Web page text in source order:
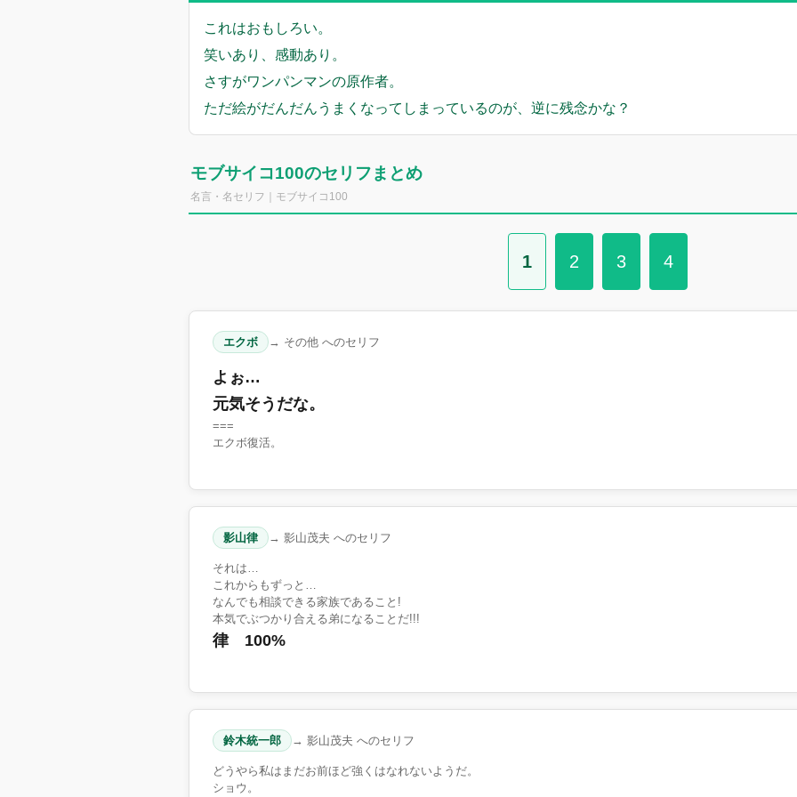
これはおもしろい。
笑いあり、感動あり。
さすがワンパンマンの原作者。
ただ絵がだんだんうまくなってしまっているのが、逆に残念かな？
モブサイコ100のセリフまとめ
名言・名セリフ｜モブサイコ100
1 2 3 4
エクボ → その他 へのセリフ
よぉ…
元気そうだな。
===
エクボ復活。
影山律 → 影山茂夫 へのセリフ
それは…
これからもずっと…
なんでも相談できる家族であること!
本気でぶつかり合える弟になることだ!!!
律 100%
鈴木統一郎 → 影山茂夫 へのセリフ
どうやら私はまだお前ほど強くはなれないようだ。
ショウ。